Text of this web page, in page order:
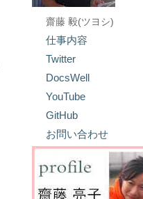
齋藤 毅(ツヨシ)
仕事内容
Twitter
DocsWell
YouTube
GitHub
お問い合わせ